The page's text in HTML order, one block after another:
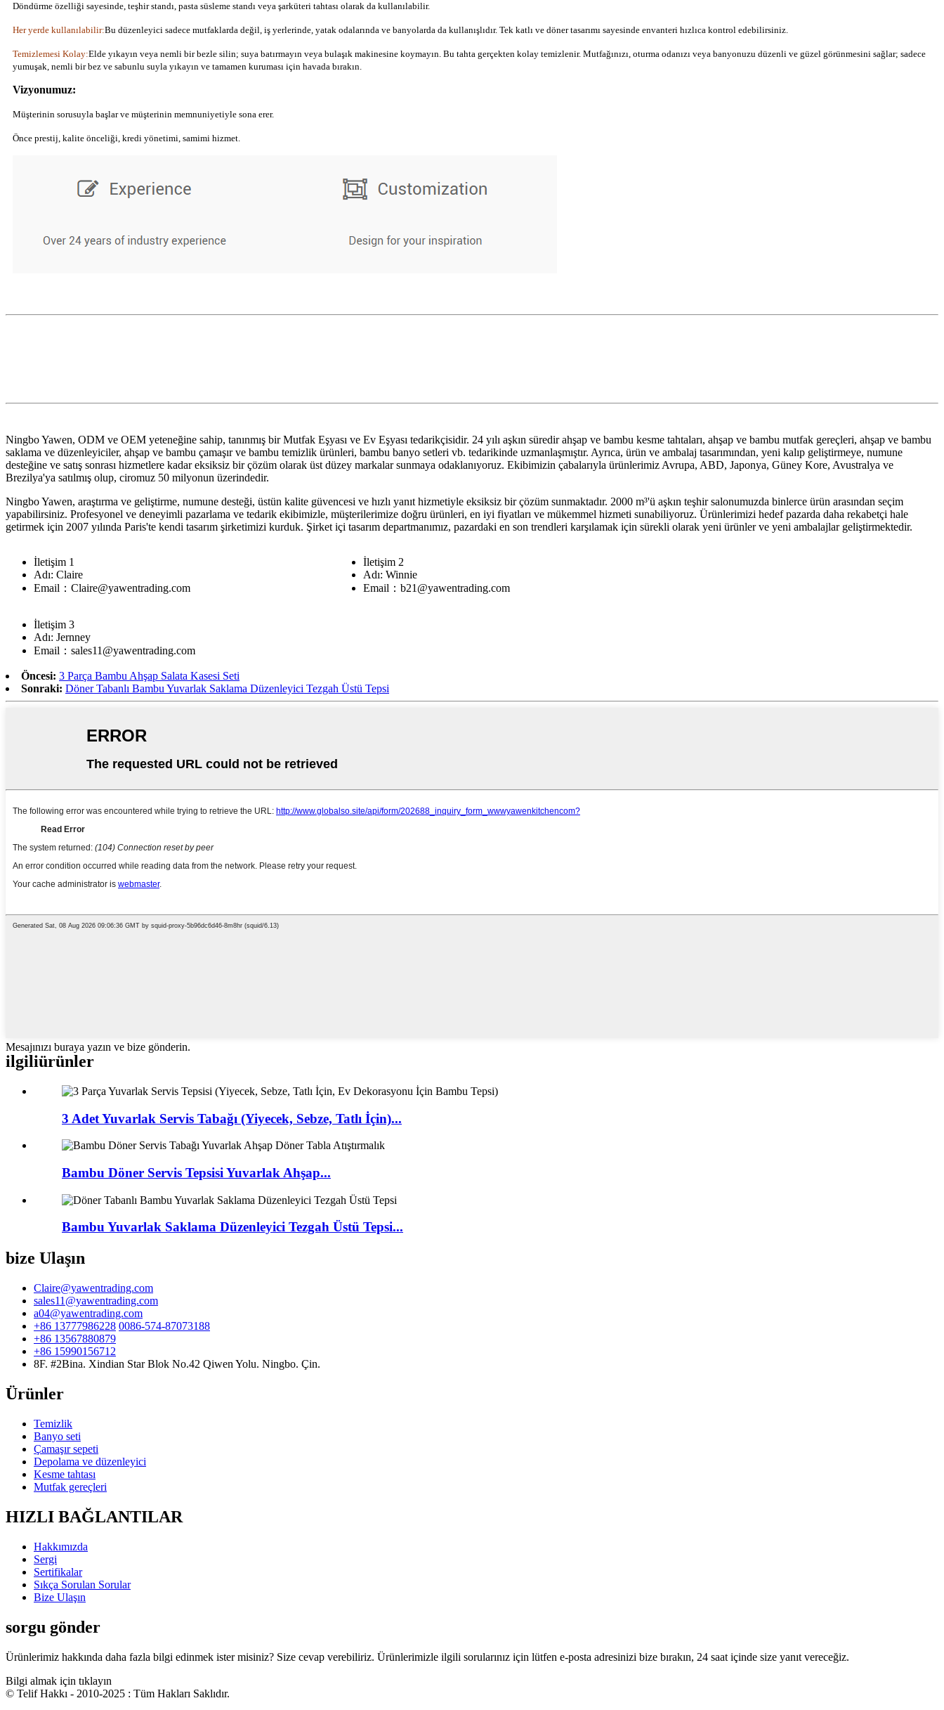
Döndürme özelliği sayesinde, teşhir standı, pasta süsleme standı veya şarküteri tahtası olarak da kullanılabilir.
Her yerde kullanılabilir:Bu düzenleyici sadece mutfaklarda değil, iş yerlerinde, yatak odalarında ve banyolarda da kullanışlıdır. Tek katlı ve döner tasarımı sayesinde envanteri hızlıca kontrol edebilirsiniz.
Temizlemesi Kolay:Elde yıkayın veya nemli bir bezle silin; suya batırmayın veya bulaşık makinesine koymayın. Bu tahta gerçekten kolay temizlenir. Mutfağınızı, oturma odanızı veya banyonuzu düzenli ve güzel görünmesini sağlar; sadece
yumuşak, nemli bir bez ve sabunlu suyla yıkayın ve tamamen kuruması için havada bırakın.
Vizyonumuz:
Müşterinin sorusuyla başlar ve müşterinin memnuniyetiyle sona erer.
Önce prestij, kalite önceliği, kredi yönetimi, samimi hizmet.
Ningbo Yawen, ODM ve OEM yeteneğine sahip, tanınmış bir Mutfak Eşyası ve Ev Eşyası tedarikçisidir. 24 yılı aşkın süredir ahşap ve bambu kesme tahtaları, ahşap ve bambu mutfak gereçleri, ahşap ve bambu
saklama ve düzenleyiciler, ahşap ve bambu çamaşır ve bambu temizlik ürünleri, bambu banyo setleri vb. tedarikinde uzmanlaşmıştır. Ayrıca, ürün ve ambalaj tasarımından, yeni kalıp geliştirmeye, numune
desteğine ve satış sonrası hizmetlere kadar eksiksiz bir çözüm olarak üst düzey markalar sunmaya odaklanıyoruz. Ekibimizin çabalarıyla ürünlerimiz Avrupa, ABD, Japonya, Güney Kore, Avustralya ve
Brezilya'ya satılmış olup, ciromuz 50 milyonun üzerindedir.
Ningbo Yawen, araştırma ve geliştirme, numune desteği, üstün kalite güvencesi ve hızlı yanıt hizmetiyle eksiksiz bir çözüm sunmaktadır. 2000 m³'ü aşkın teşhir salonumuzda binlerce ürün arasından seçim
yapabilirsiniz. Profesyonel ve deneyimli pazarlama ve tedarik ekibimizle, müşterilerimize doğru ürünleri, en iyi fiyatları ve mükemmel hizmeti sunabiliyoruz. Ürünlerimizi hedef pazarda daha rekabetçi hale
getirmek için 2007 yılında Paris'te kendi tasarım şirketimizi kurduk. Şirket içi tasarım departmanımız, pazardaki en son trendleri karşılamak için sürekli olarak yeni ürünler ve yeni ambalajlar geliştirmektedir.
İletişim 1
Adı: Claire
Email：Claire@yawentrading.com
İletişim 2
Adı: Winnie
Email：b21@yawentrading.com
İletişim 3
Adı: Jernney
Email：sales11@yawentrading.com
Öncesi: 3 Parça Bambu Ahşap Salata Kasesi Seti
Sonraki: Döner Tabanlı Bambu Yuvarlak Saklama Düzenleyici Tezgah Üstü Tepsi
Mesajınızı buraya yazın ve bize gönderin.
ilgiliürünler
3 Adet Yuvarlak Servis Tabağı (Yiyecek, Sebze, Tatlı İçin)...
Bambu Döner Servis Tepsisi Yuvarlak Ahşap...
Bambu Yuvarlak Saklama Düzenleyici Tezgah Üstü Tepsi...
bize Ulaşın
Claire@yawentrading.com
sales11@yawentrading.com
a04@yawentrading.com
+86 13777986228 0086-574-87073188
+86 13567880879
+86 15990156712
8F. #2Bina. Xindian Star Blok No.42 Qiwen Yolu. Ningbo. Çin.
Ürünler
Temizlik
Banyo seti
Çamaşır sepeti
Depolama ve düzenleyici
Kesme tahtası
Mutfak gereçleri
HIZLI BAĞLANTILAR
Hakkımızda
Sergi
Sertifikalar
Sıkça Sorulan Sorular
Bize Ulaşın
sorgu gönder
Ürünlerimiz hakkında daha fazla bilgi edinmek ister misiniz? Size cevap verebiliriz. Ürünlerimizle ilgili sorularınız için lütfen e-posta adresinizi bize bırakın, 24 saat içinde size yanıt vereceğiz.
Bilgi almak için tıklayın
© Telif Hakkı - 2010-2025 : Tüm Hakları Saklıdır.